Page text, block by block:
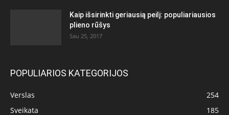
Kaip išsirinkti geriausią peilį: populiariausios
plieno rūšys
Sau 25, 2017
POPULIARIOS KATEGORIJOS
Verslas
254
Sveikata
185